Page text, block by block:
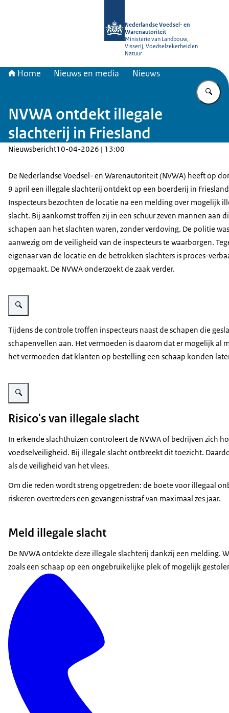
Nederlandse Voedsel- en
Warenautoriteit
Ministerie van Landbouw,
Visserij, Voedselzekerheid en
Natuur
Home Nieuws en media Nieuws
NVWA ontdekt illegale
slachterij in Friesland
Nieuwsbericht10-04-2026 | 13:00
De Nederlandse Voedsel- en Warenautoriteit (NVWA) heeft op
9 april een illegale slachterij ontdekt op een boerderij in
Inspecteurs bezochten de locatie na een melding over mogelijk
slacht. Bij aankomst troffen zij in een schuur zeven mannen aan
schapen aan het slachten waren, zonder verdoving. De politie was
aanwezig om de veiligheid van de inspecteurs te waarborgen.
eigenaar van de locatie en de betrokken slachters is proces-
opgemaakt. De NVWA onderzoekt de zaak verder.
Vergroot afbeelding Schapen worden geslacht in schuur
Tijdens de controle troffen inspecteurs naast de schapen die
schapenvellen aan. Het vermoeden is daarom dat er mogelijk al
het vermoeden dat klanten op bestelling een schaap konden
Vergroot afbeelding Slachtafval
Risico's van illegale slacht
In erkende slachthuizen controleert de NVWA of bedrijven zich
voedselveiligheid. Bij illegale slacht ontbreekt dit toezicht.
als de veiligheid van het vlees.
Om die reden wordt streng opgetreden: de boete voor illegaal
riskeren overtreders een gevangenisstraf van maximaal zes jaar.
Meld illegale slacht
De NVWA ontdekte deze illegale slachterij dankzij een melding.
zoals een schaap op een ongebruikelijke plek of mogelijk